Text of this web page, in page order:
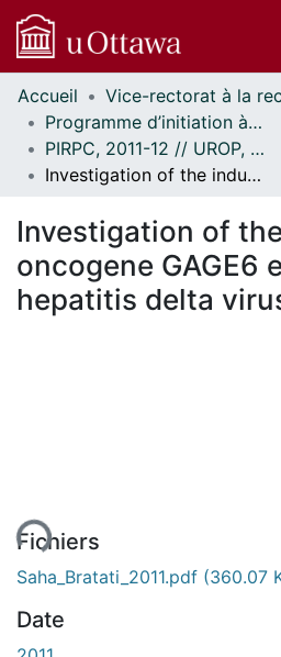
Communautés
et collections
Parcourir
Statistiques
À propos
Accueil
Programme d’initiation à la recherche au premier cycle (PIRPC) // Undergraduate Research Opportunity Program (UROP)
PIRPC, 2011-12 // UROP, 2011-12
Investigation of the induction of oncogene GAGE6 expression by hepatitis delta virus
Investigation of
oncogene GAGE6
hepatitis delta
Fichiers
Saha_Bratati_2011.pdf (360.07
Date